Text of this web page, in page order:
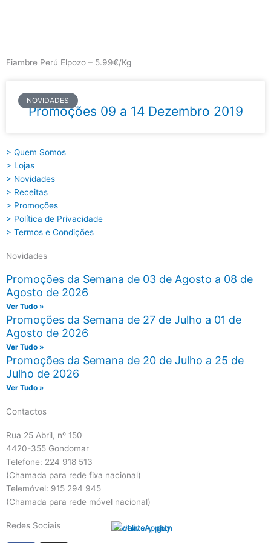
Fiambre Perú Elpozo – 5.99€/Kg
NOVIDADES
Promoções 09 a 14 Dezembro 2019
> Quem Somos
> Lojas
> Novidades
> Receitas
> Promoções
> Política de Privacidade
> Termos e Condições
Novidades
Promoções da Semana de 03 de Agosto a 08 de
Agosto de 2026
Ver Tudo »
Promoções da Semana de 27 de Julho a 01 de
Agosto de 2026
Ver Tudo »
Promoções da Semana de 20 de Julho a 25 de
Julho de 2026
Ver Tudo »
Contactos
Rua 25 Abril, nº 150
4420-355 Gondomar
Telefone: 224 918 513
(Chamada para rede fixa nacional)
Telemóvel: 915 294 945
(Chamada para rede móvel nacional)
Redes Sociais